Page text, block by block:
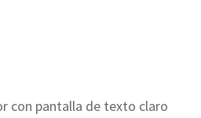
con pantalla de texto claro